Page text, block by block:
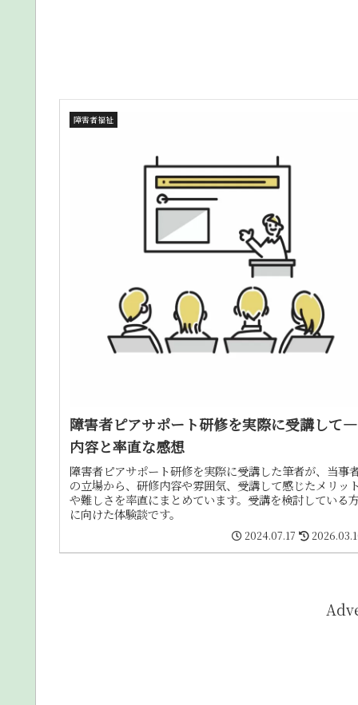
障害者福祉
障害者ピアサポート研修を実際に受講して―
内容と率直な感想
障害者ピアサポート研修を実際に受講した筆者が、当事
の立場から、研修内容や雰囲気、受講して感じたメリッ
や難しさを率直にまとめています。受講を検討している
に向けた体験談です。
2024.07.17